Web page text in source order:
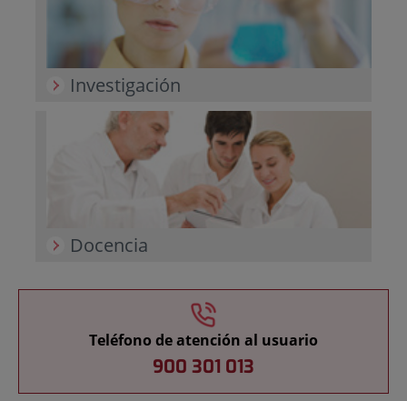
Investigación
Docencia
Teléfono de atención al usuario
900 301 013